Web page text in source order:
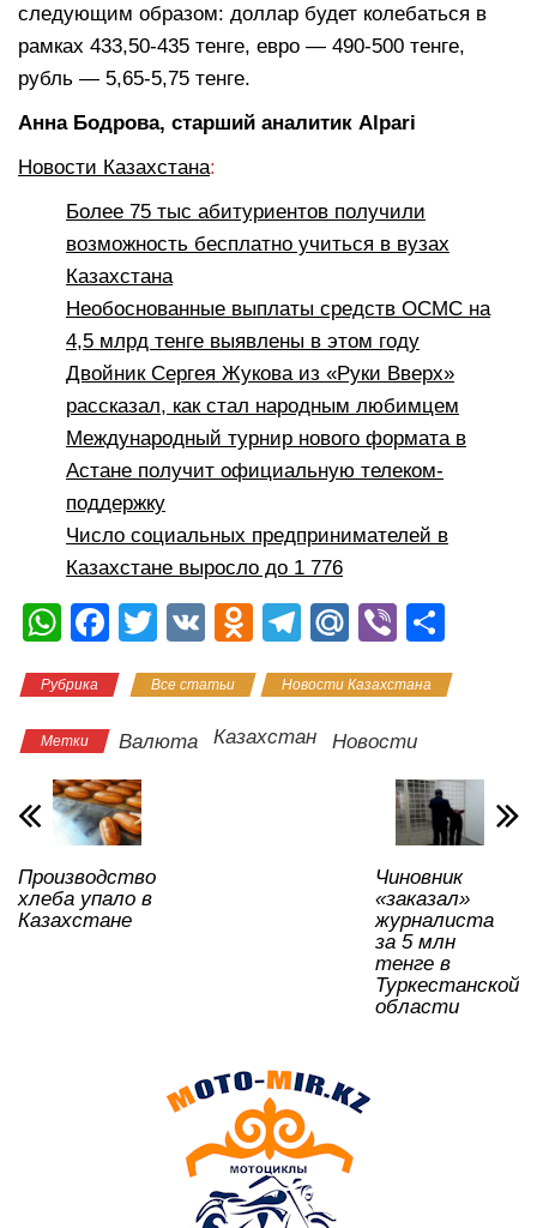
следующим образом: доллар будет колебаться в
рамках 433,50-435 тенге, евро — 490-500 тенге,
рубль — 5,65-5,75 тенге.
Анна Бодрова, старший аналитик Alpari
Новости Казахстана:
Более 75 тыс абитуриентов получили
возможность бесплатно учиться в вузах
Казахстана
Необоснованные выплаты средств ОСМС на
4,5 млрд тенге выявлены в этом году
Двойник Сергея Жукова из «Руки Вверх»
рассказал, как стал народным любимцем
Международный турнир нового формата в
Астане получит официальную телеком-
поддержку
Число социальных предпринимателей в
Казахстане выросло до 1 776
W
at
s
A
p
p
F
c
e
b
o
o
k
T
tt
er
V
O
n
o
T
e
gr
M
.R
u
Vi
er р
в
и
ть
Рубрика Все статьи Новости Казахстана
Метки Валюта Казахстан Новости
Производство
хлеба упало в
Казахстане
Чиновник
«заказал»
журналиста
за 5 млн
тенге в
Туркестанской
области